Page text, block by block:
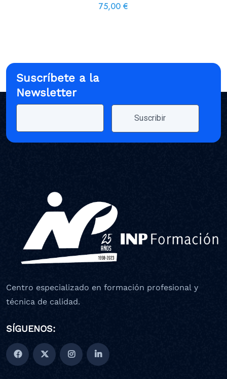
75,00 €
Suscríbete a la
Newsletter
Centro especializado en formación profesional y
técnica de calidad.
SÍGUENOS: